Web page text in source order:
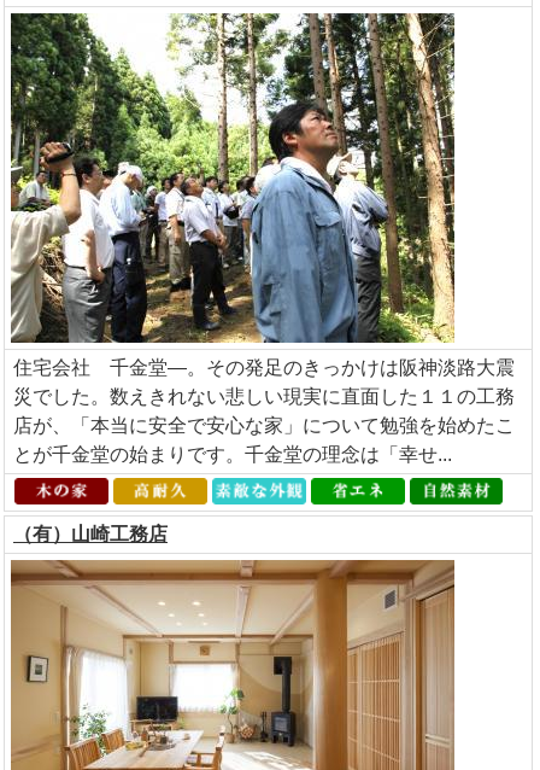
住宅会社 千金堂―。その発足のきっかけは阪神淡路大震
災でした。数えきれない悲しい現実に直面した１１の工務
店が、「本当に安全で安心な家」について勉強を始めたこ
とが千金堂の始まりです。千金堂の理念は「幸せ...
（有）山崎工務店